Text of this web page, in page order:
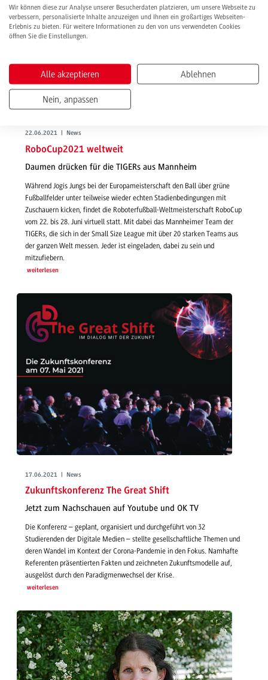
22.06.2021 | News
RoboCup2021 weltweit
Daumen drücken für die TIGERs aus Mannheim
Während Jogis Jungs bei der Europameisterschaft den Ball über grüne
Fußballfelder unter teilweise wieder echten Stadienbedingungen mit
Zuschauern kicken, findet die Roboterfußball-Weltmeisterschaft RoboCup
vom 22. bis 28. Juni virtuell statt. Mit dabei das Mannheimer Team der
TIGERs, die sich in der Small Size League mit über 20 starken Teams aus
der ganzen Welt messen. Jeder ist eingeladen, dabei zu sein und
mitzufiebern.
weiterlesen
17.06.2021 | News
Zukunftskonferenz The Great Shift
Jetzt zum Nachschauen auf Youtube und OK TV
Die Konferenz – geplant, organisiert und durchgeführt von 32
Studierenden der Digitale Medien – stellte gesellschaftliche Themen und
deren Wandel im Kontext der Corona-Pandemie in den Fokus. Namhafte
Referenten präsentierten Fakten und zeichneten Zukunftsmodelle auf,
ausgelöst durch den Paradigmenwechsel der Krise.
weiterlesen
Wir können diese zur Analyse unserer Besucherdaten platzieren, um unsere Webseite zu
verbessern, personalisierte Inhalte anzuzeigen und Ihnen ein großartiges Webseiten-
Erlebnis zu bieten. Für weitere Informationen zu den von uns verwendeten Cookies
öffnen Sie die Einstellungen.
Alle akzeptieren Ablehnen
Nein, anpassen